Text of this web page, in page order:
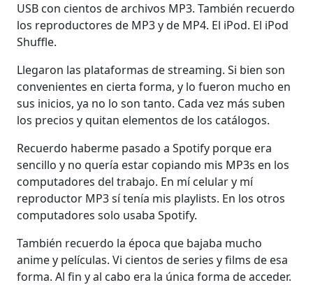
USB con cientos de archivos MP3. También recuerdo
los reproductores de MP3 y de MP4. El iPod. El iPod
Shuffle.
Llegaron las plataformas de streaming. Si bien son
convenientes en cierta forma, y lo fueron mucho en
sus inicios, ya no lo son tanto. Cada vez más suben
los precios y quitan elementos de los catálogos.
Recuerdo haberme pasado a Spotify porque era
sencillo y no quería estar copiando mis MP3s en los
computadores del trabajo. En mí celular y mí
reproductor MP3 sí tenía mis playlists. En los otros
computadores solo usaba Spotify.
También recuerdo la época que bajaba mucho
anime y películas. Vi cientos de series y films de esa
forma. Al fin y al cabo era la única forma de acceder.